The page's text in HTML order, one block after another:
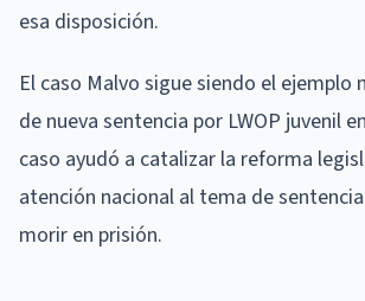
esa disposición.
El caso Malvo sigue siendo el ejemplo
de nueva sentencia por LWOP juvenil
caso ayudó a catalizar la reforma
atención nacional al tema de
morir en prisión.